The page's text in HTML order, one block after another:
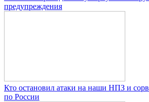
предупреждения
Кто остановил атаки на наши НПЗ и
по России